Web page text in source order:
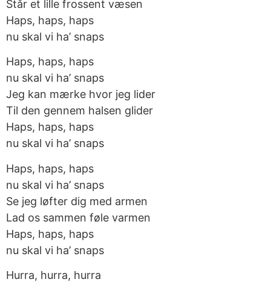
Står et lille frossent væsen
Haps, haps, haps
nu skal vi ha’ snaps
Haps, haps, haps
nu skal vi ha’ snaps
Jeg kan mærke hvor jeg lider
Til den gennem halsen glider
Haps, haps, haps
nu skal vi ha’ snaps
Haps, haps, haps
nu skal vi ha’ snaps
Se jeg løfter dig med armen
Lad os sammen føle varmen
Haps, haps, haps
nu skal vi ha’ snaps
Hurra, hurra, hurra